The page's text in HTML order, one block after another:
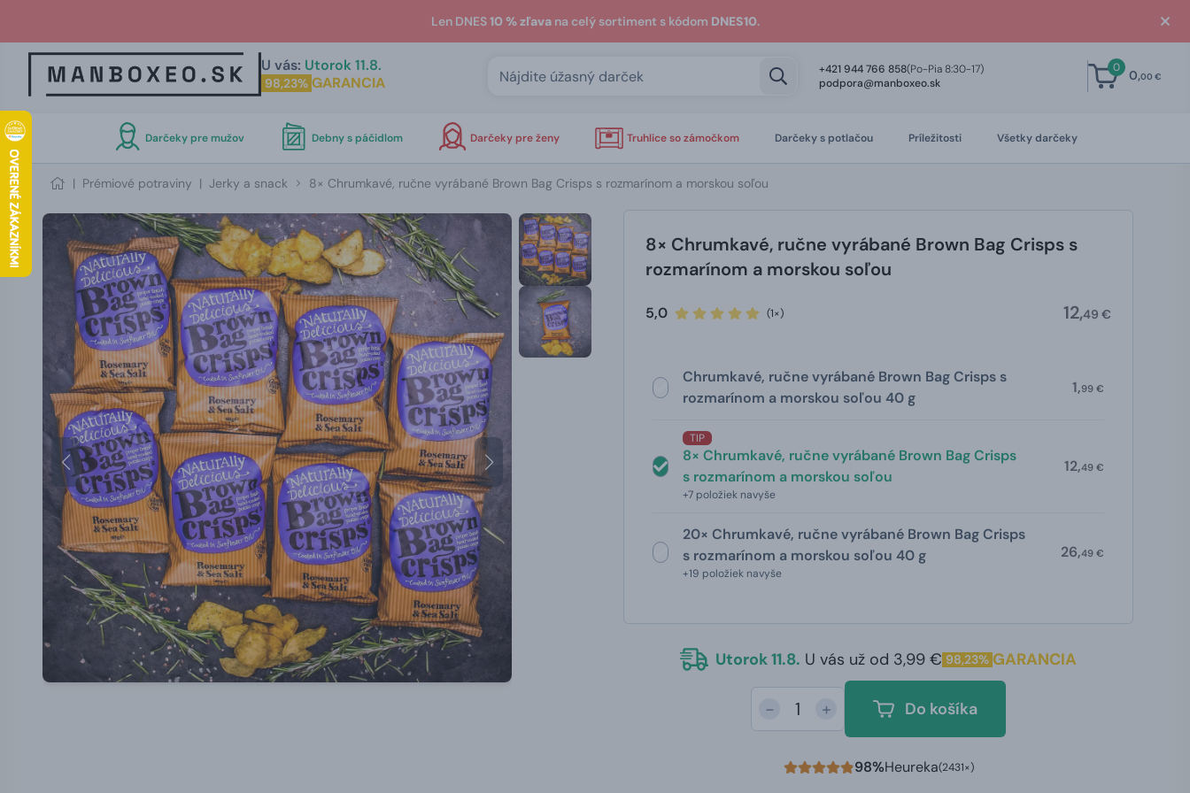
Len DNES10 % zľavana celý sortiment s kódom DNES10.
U vás: Utorok 11.8.
98,23% GARANCIA
+421 944 766 858(Po-Pia 8:30-17)
podpora@manboxeo.sk
0 0,00 €
Darčeky pre mužov Debny s páčidlom Darčeky pre ženy Truhlice so zámočkom Darčeky s potlačou Príležitosti Všetky darčeky
| Prémiové potraviny | Jerky a snack 8× Chrumkavé, ručne vyrábané Brown Bag Crisps s rozmarínom a morskou soľou
8× Chrumkavé, ručne vyrábané Brown Bag Crisps s
rozmarínom a morskou soľou
5,0 (1×) 12,49 €
Chrumkavé, ručne vyrábané Brown Bag Crisps s
rozmarínom a morskou soľou 40 g
1,99 €
TIP
8× Chrumkavé, ručne vyrábané Brown Bag Crisps
s rozmarínom a morskou soľou
+7 položiek navyše
12,49 €
20× Chrumkavé, ručne vyrábané Brown Bag Crisps
s rozmarínom a morskou soľou 40 g
+19 položiek navyše
26,49 €
Utorok 11.8. U vás už od 3,99 € 98,23% GARANCIA
- + Do košíka
98%Heureka(2431×)